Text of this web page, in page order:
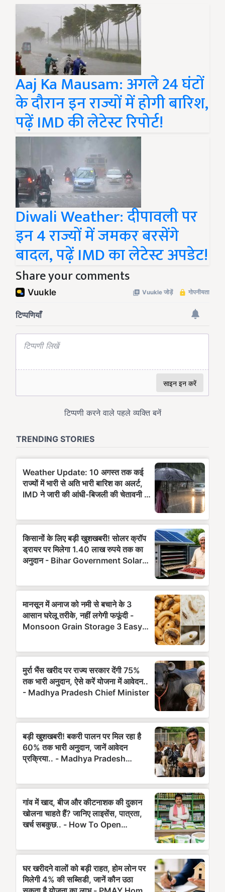
Aaj Ka Mausam: अगले 24 घंटों
के दौरान इन राज्यों में होगी बारिश,
पढ़ें IMD की लेटेस्ट रिपोर्ट!
Diwali Weather: दीपावली पर
इन 4 राज्यों में जमकर बरसेंगे
बादल, पढ़ें IMD का लेटेस्ट अपडेट!
Share your comments